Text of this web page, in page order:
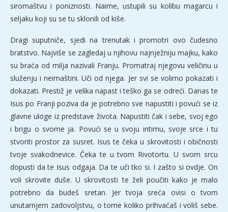
siromaštvu i poniznosti. Naime, ustupili su kolibu magarcu i
seljaku koji su se tu sklonili od kiše.
Dragi suputniče, sjedi na trenutak i promotri ovo čudesno
bratstvo. Najviše se zagledaj u njihovu najnježniju majku, kako
su braća od milja nazivali Franju. Promatraj njegovu veličinu u
služenju i neimaštini. Uči od njega. Jer svi se volimo pokazati i
dokazati. Prestiž je velika napast i teško ga se odreći. Danas te
Isus po Franji poziva da je potrebno sve napustiti i povući se iz
glavne uloge iz predstave života. Napustiti čak i sebe, svoj ego
i brigu o svome ja. Povući se u svoju intimu, svoje srce i tu
stvoriti prostor za susret. Isus te čeka u skrovitosti i običnosti
tvoje svakodnevice. Čeka te u tvom Rivotortu. U svom srcu
dopusti da te Isus odgaja. Da te uči tko si. I zašto si ovdje. On
voli skrovite duše. U skrovitosti te želi poučiti kako je malo
potrebno da budeš sretan. Jer tvoja sreća ovisi o tvom
unutarnjem zadovoljstvu, o tome koliko prihvaćaš i voliš sebe.